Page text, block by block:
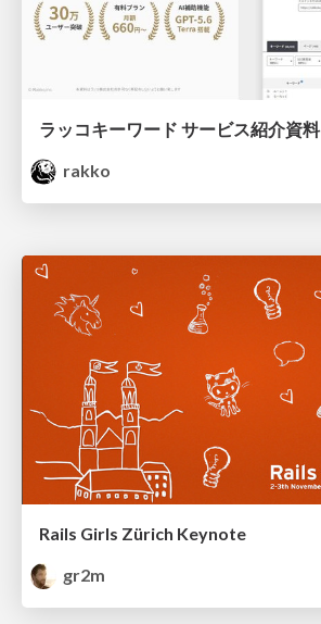
ラッコキーワード サービス紹介資料
rakko
Rails Girls Zürich Keynote
gr2m